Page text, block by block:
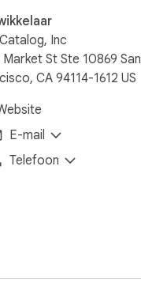
Inc
Market St Ste 10869 San
CA 94114-1612 US
E-mail
Telefoon